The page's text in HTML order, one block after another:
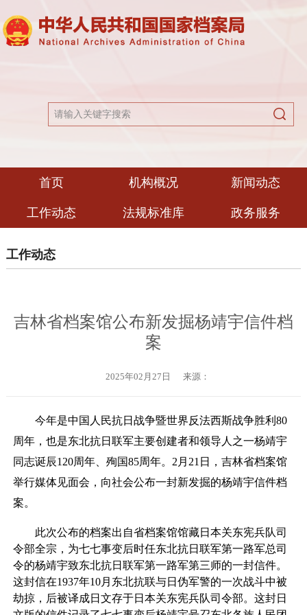
首页 机构概况 新闻动态
工作动态 法规标准库 政务服务
工作动态
吉林省档案馆公布新发掘杨靖宇信件档
案
2025年02月27日 来源：
今年是中国人民抗日战争暨世界反法西斯战争胜利80
周年，也是东北抗日联军主要创建者和领导人之一杨靖宇
同志诞辰120周年、殉国85周年。2月21日，吉林省档案馆
举行媒体见面会，向社会公布一封新发掘的杨靖宇信件档
案。
此次公布的档案出自省档案馆馆藏日本关东宪兵队司
令部全宗，为七七事变后时任东北抗日联军第一路军总司
令的杨靖宇致东北抗日联军第一路军第三师的一封信件。
这封信在1937年10月东北抗联与日伪军警的一次战斗中被
劫掠，后被译成日文存于日本关东宪兵队司令部。这封日